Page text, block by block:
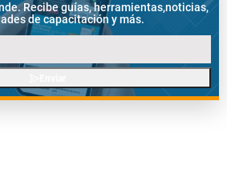
Recibe guías, herramientas,noticias,
de capacitación y más.